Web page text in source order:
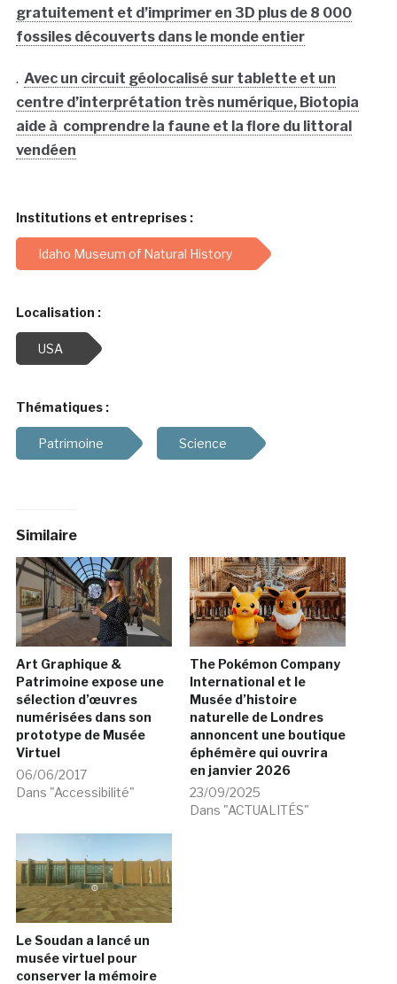
gratuitement et d’imprimer en 3D plus de 8 000
fossiles découverts dans le monde entier
. Avec un circuit géolocalisé sur tablette et un
centre d’interprétation très numérique, Biotopia
aide à comprendre la faune et la flore du littoral
vendéen
Institutions et entreprises :
Idaho Museum of Natural History
Localisation :
USA
Thématiques :
Patrimoine Science
Similaire
Art Graphique &
Patrimoine expose une
sélection d’œuvres
numérisées dans son
prototype de Musée
Virtuel
06/06/2017
Dans "Accessibilité"
The Pokémon Company
International et le
Musée d’histoire
naturelle de Londres
annoncent une boutique
éphémère qui ouvrira
en janvier 2026
23/09/2025
Dans "ACTUALITÉS"
Le Soudan a lancé un
musée virtuel pour
conserver la mémoire